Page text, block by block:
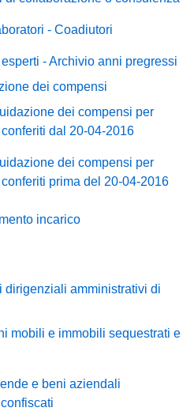
- Coadiutori
- Archivio anni pregressi
dei compensi
dei compensi per
dal 20-04-2016
dei compensi per
prima del 20-04-2016
incarico
dirigenziali amministrativi di
mobili e immobili sequestrati e
e beni aziendali